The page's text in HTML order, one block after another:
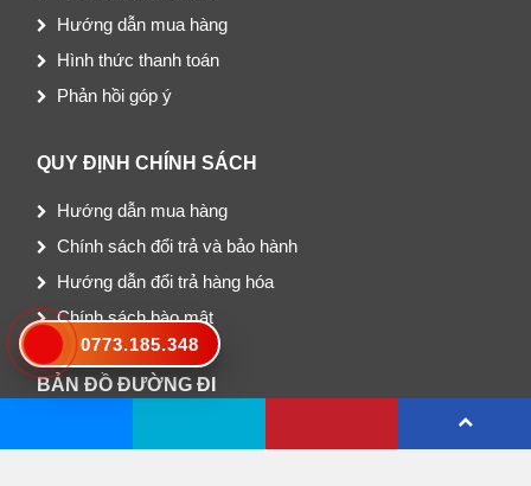
Hướng dẫn mua hàng
Hình thức thanh toán
Phản hồi góp ý
QUY ĐỊNH CHÍNH SÁCH
Hướng dẫn mua hàng
Chính sách đổi trả và bảo hành
Hướng dẫn đổi trả hàng hóa
Chính sách bào mật
BẢN ĐỒ ĐƯỜNG ĐI
0773.185.348